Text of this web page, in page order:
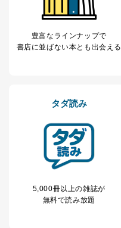
豊富なラインナップで
書店に並ばない本とも出会える
タダ読み
5,000冊以上の雑誌が
無料で読み放題